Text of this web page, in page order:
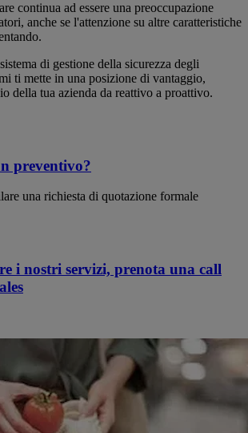
continua ad essere una preoccupazione
anche se l'attenzione su altre caratteristiche
di gestione della sicurezza degli
ti mette in una posizione di vantaggio,
della tua azienda da reattivo a proattivo.
preventivo?
una richiesta di quotazione formale
i nostri servizi, prenota una call